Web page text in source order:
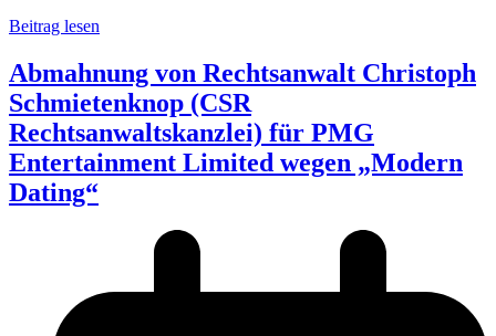
Beitrag lesen
Abmahnung von Rechtsanwalt Christoph
Schmietenknop (CSR
Rechtsanwaltskanzlei) für PMG
Entertainment Limited wegen „Modern
Dating“